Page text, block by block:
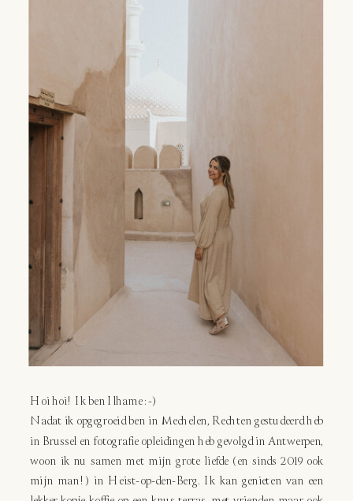
Hoi hoi! Ik ben Ilhame :-)
Nadat ik opgegroeid ben in Mechelen, Rechten gestudeerd heb
in Brussel en fotografie opleidingen heb gevolgd in Antwerpen,
woon ik nu samen met mijn grote liefde (en sinds 2019 ook
mijn man!) in Heist-op-den-Berg. Ik kan genieten van een